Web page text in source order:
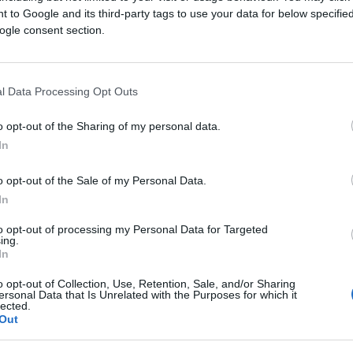
to Google and its third-party tags to use your data for below
consent section.
Data Processing Opt Outs
opt-out of the Sharing of my personal data.
opt-out of the Sale of my Personal Data.
opt-out of processing my Personal Data for Targeted
opt-out of Collection, Use, Retention, Sale, and/or Sharing
Data that Is Unrelated with the Purposes for which it
circa metà dell’Italia e con una
di prova fondamentale per un
disse che la vittoria alle primarie
carriera politica. Stretta tra gli stati del
dai turisti di tutto il mondo, la
della popolazione americana.
americani stessi) delle grandi città
Midwest conservatore e ottuso, dove il
con la Bibbia sul tavolino ed il fucile
altri stati del Midwest,
dell’istruzione, ha una parte importante
nuove tecnologie, ed è uno dei migliori
fiscale. Più dell’85% della